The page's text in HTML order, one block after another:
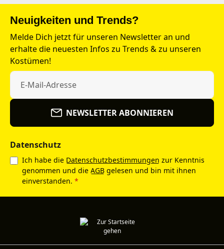
Neuigkeiten und Trends?
Melde Dich jetzt für unseren Newsletter an und
erhalte die neuesten Infos zu Trends & zu unseren
Kostümen!
NEWSLETTER ABONNIEREN
Datenschutz
Ich habe die Datenschutzbestimmungen zur Kenntnis
genommen und die AGB gelesen und bin mit ihnen
einverstanden. *